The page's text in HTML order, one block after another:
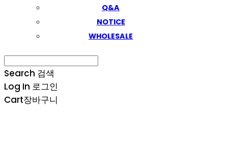
Q&A
NOTICE
WHOLESALE
Search 검색
Log In 로그인
Cart장바구니